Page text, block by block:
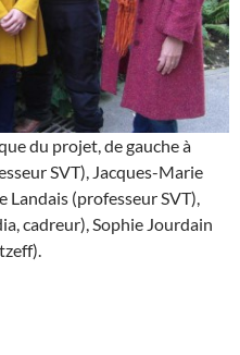
du projet, de gauche à
SVT), Jacques-Marie
Landais (professeur SVT),
cadreur), Sophie Jourdain
numériques en SVT